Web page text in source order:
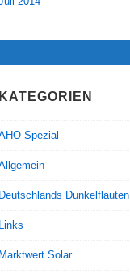
KATEGORIEN
Spezial
Deutschlands Dunkelflauten
Links
Marktwert Solar